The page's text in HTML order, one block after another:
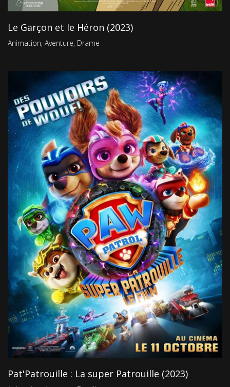
Le Garçon et le Héron (2023)
Animation, Aventure, Drame
Pat'Patrouille : La super Patrouille (2023)